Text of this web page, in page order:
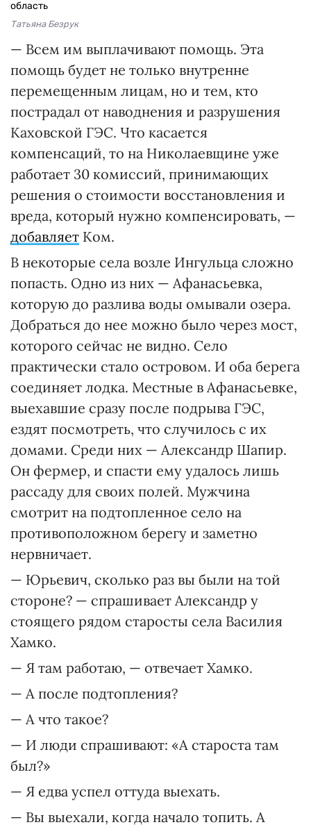
область
Татьяна Безрук
— Всем им выплачивают помощь. Эта
помощь будет не только внутренне
перемещенным лицам, но и тем, кто
пострадал от наводнения и разрушения
Каховской ГЭС. Что касается
компенсаций, то на Николаевщине уже
работает 30 комиссий, принимающих
решения о стоимости восстановления и
вреда, который нужно компенсировать, —
добавляет Ком.
В некоторые села возле Ингульца сложно
попасть. Одно из них — Афанасьевка,
которую до разлива воды омывали озера.
Добраться до нее можно было через мост,
которого сейчас не видно. Село
практически стало островом. И оба берега
соединяет лодка. Местные в Афанасьевке,
выехавшие сразу после подрыва ГЭС,
ездят посмотреть, что случилось с их
домами. Среди них — Александр Шапир.
Он фермер, и спасти ему удалось лишь
рассаду для своих полей. Мужчина
смотрит на подтопленное село на
противоположном берегу и заметно
нервничает.
— Юрьевич, сколько раз вы были на той
стороне? — спрашивает Александр у
стоящего рядом старосты села Василия
Хамко.
— Я там работаю, — отвечает Хамко.
— А после подтопления?
— А что такое?
— И люди спрашивают: «А староста там
был?»
— Я едва успел оттуда выехать.
— Вы выехали, когда начало топить. А